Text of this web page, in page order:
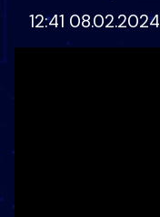
12:41 08.02.2024